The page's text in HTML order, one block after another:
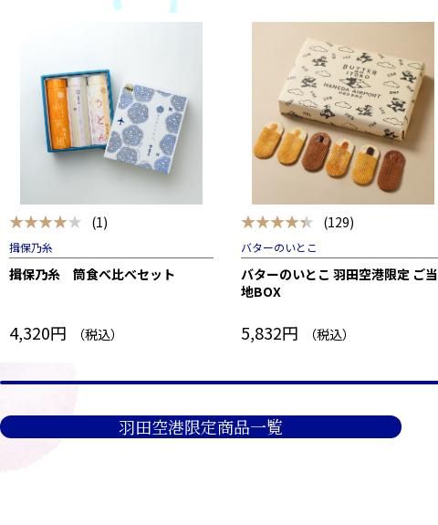
★★★★★ (1)
揖保乃糸
揖保乃糸 筒食べ比べセット
4,320円 （税込）
★★★★★ (129)
バターのいとこ
バターのいとこ 羽田空港限定 ご当
地BOX
5,832円 （税込）
羽田空港限定商品一覧